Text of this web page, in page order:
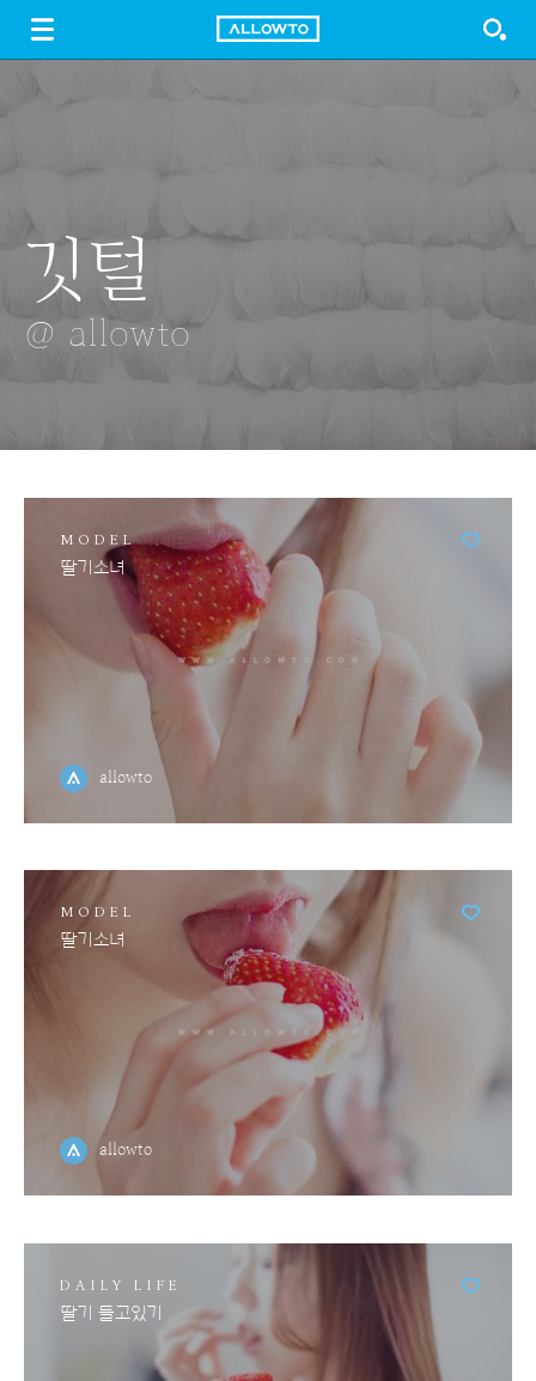
깃털
@ allowto
철쭉
@ allowto
점프
@ allowto
바닷물에 젖음
@ allowto
태극기
@ allowto
MODEL
딸기소녀
allowto
MODEL
딸기소녀
allowto
DAILY LIFE
딸기 들고있기